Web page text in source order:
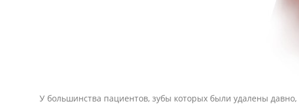
У большинства пациентов, зубы которых были удалены